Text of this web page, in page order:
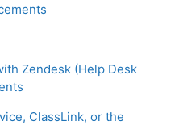
Zendesk (Help Desk
ClassLink, or the